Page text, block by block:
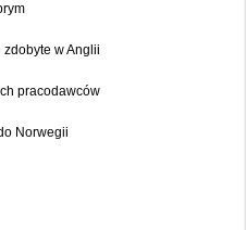
w Anglii
pracodawców
Norwegii